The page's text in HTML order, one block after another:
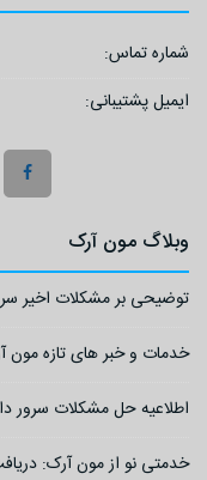
شماره تماس:
ایمیل پشتیبانی:
وبلاگ مون آرک
توضیحی بر مشکلات اخیر
خدمات و خبر های تازه مون
اطلاعیه حل مشکلات سرور
خدمتی نو از مون آرک: